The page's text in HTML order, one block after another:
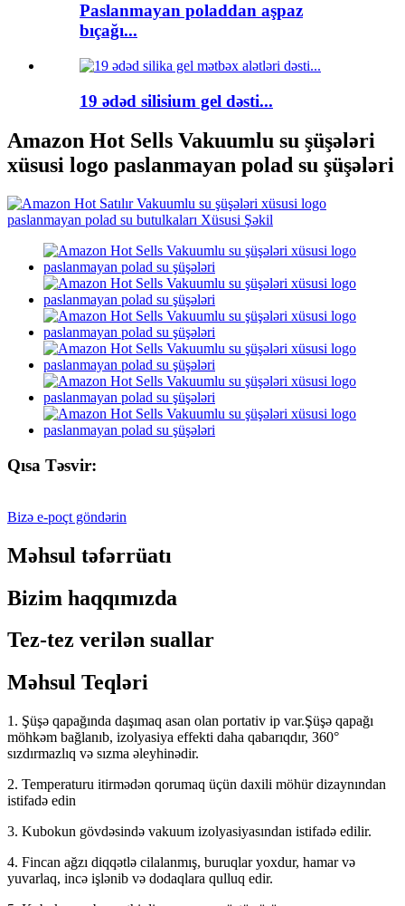
Paslanmayan poladdan aşpaz
bıçağı...
19 ədəd silisium gel dəsti...
Amazon Hot Sells Vakuumlu su şüşələri
xüsusi logo paslanmayan polad su şüşələri
Qısa Təsvir:
Bizə e-poçt göndərin
Məhsul təfərrüatı
Bizim haqqımızda
Tez-tez verilən suallar
Məhsul Teqləri
1. Şüşə qapağında daşımaq asan olan portativ ip var.Şüşə qapağı
möhkəm bağlanıb, izolyasiya effekti daha qabarıqdır, 360°
sızdırmazlıq və sızma əleyhinədir.
2. Temperaturu itirmədən qorumaq üçün daxili möhür dizaynından
istifadə edin
3. Kubokun gövdəsində vakuum izolyasiyasından istifadə edilir.
4. Fincan ağzı diqqətlə cilalanmış, buruqlar yoxdur, hamar və
yuvarlaq, incə işlənib və dodaqlara qulluq edir.